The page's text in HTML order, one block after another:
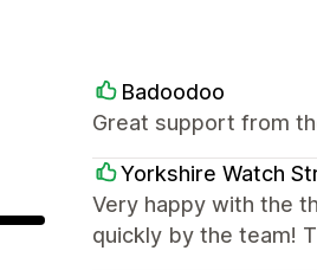
Badoodoo
Great support from
Yorkshire Watch
Very happy with the
quickly by the team!